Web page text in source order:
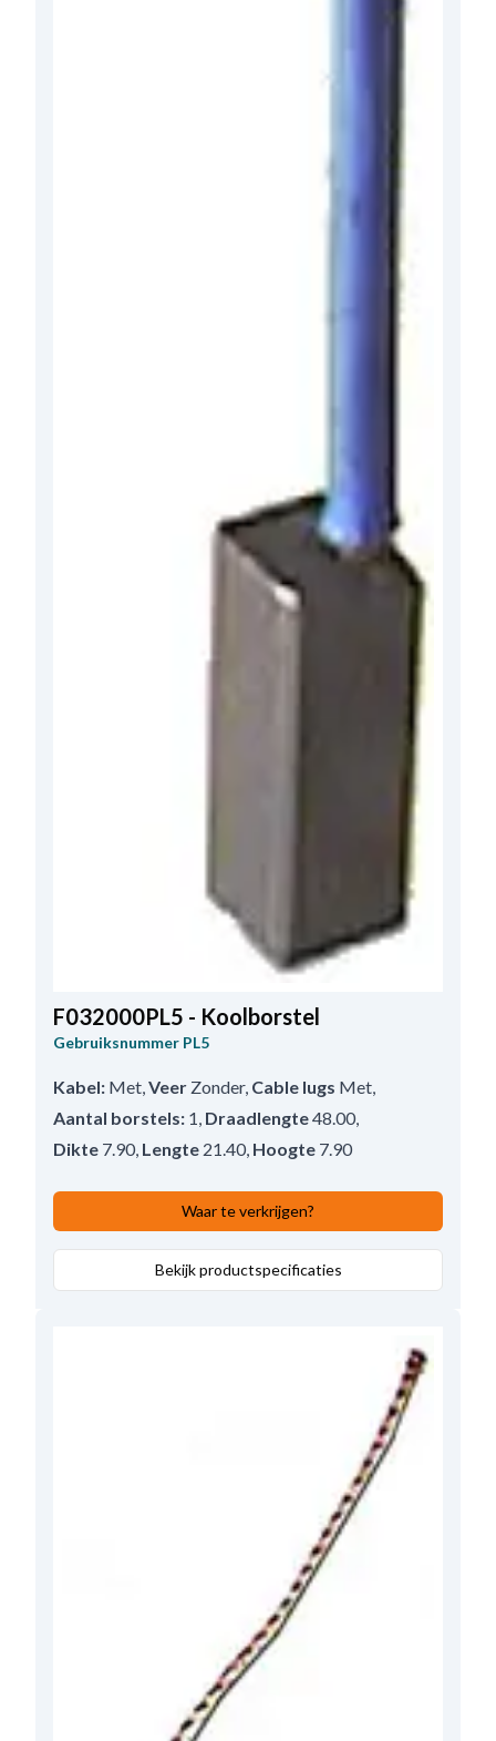
F032000PL5 - Koolborstel
Gebruiksnummer PL5
Kabel: Met Veer Zonder, Cable lugs Met
Aantal borstels: 1 Draadlengte48.00,
Dikte 7.90, Lengte 21.40, Hoogte 7.90
Waar te verkrijgen?
Bekijk productspecificaties